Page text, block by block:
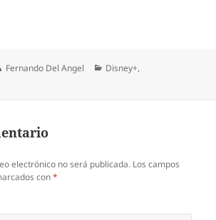
Autor
Fernando Del Angel Categorías
Disney+,
electrónico no será publicada. Los campos
con*